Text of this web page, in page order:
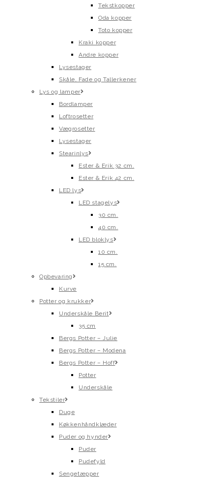
Tekstkopper
Oda kopper
Toto kopper
Kraki kopper
Andre kopper
Lysestager
Skåle, Fade og Tallerkener
Lys og lamper
Bordlamper
Loftrosetter
Vægrosetter
Lysestager
Stearinlys
Ester & Erik 32 cm.
Ester & Erik 42 cm.
LED lys
LED stagelys
30 cm.
40 cm.
LED bloklys
10 cm.
15 cm.
Opbevaring
Kurve
Potter og krukker
Underskåle Berit
35 cm
Bergs Potter – Julie
Bergs Potter – Modena
Bergs Potter – Hoff
Potter
Underskåle
Tekstiler
Duge
Køkkenhåndklæder
Puder og hynder
Puder
Pudefyld
Sengetæpper